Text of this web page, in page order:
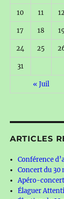
10 11
17 18
24 25
31
« Juil
ARTICLES
Conférence
Concert du 30
Apéro-
Élaguer